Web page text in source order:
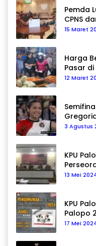
Pemda
CPNS
15 Maret
Harga
Pasar
12 Maret
Pemain
3 Agustus
KPU
13 Mei
KPU
Palopo
17 Mei